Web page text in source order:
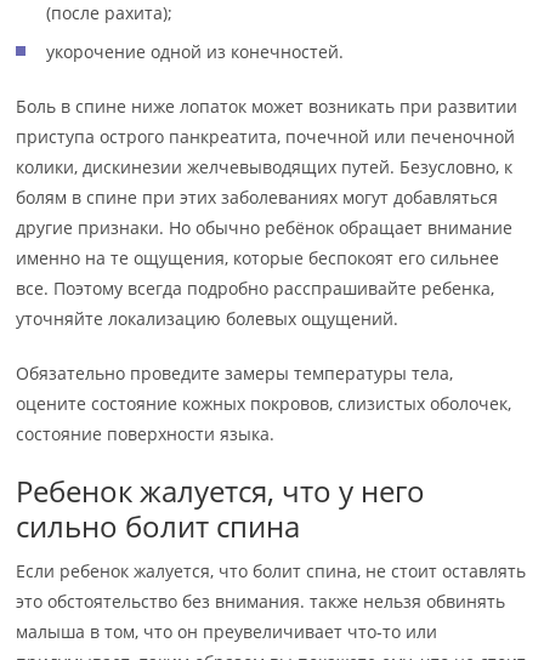
(после рахита);
укорочение одной из конечностей.
Боль в спине ниже лопаток может возникать при развитии
приступа острого панкреатита, почечной или печеночной
колики, дискинезии желчевыводящих путей. Безусловно, к
болям в спине при этих заболеваниях могут добавляться
другие признаки. Но обычно ребёнок обращает внимание
именно на те ощущения, которые беспокоят его сильнее
все. Поэтому всегда подробно расспрашивайте ребенка,
уточняйте локализацию болевых ощущений.
Обязательно проведите замеры температуры тела,
оцените состояние кожных покровов, слизистых оболочек,
состояние поверхности языка.
Ребенок жалуется, что у него
сильно болит спина
Если ребенок жалуется, что болит спина, не стоит оставлять
это обстоятельство без внимания. также нельзя обвинять
малыша в том, что он преувеличивает что-то или